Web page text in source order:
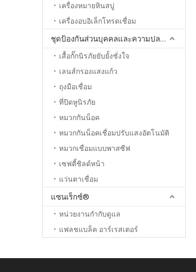
เครื่องหมายหินสบู่
เครื่องอบอิเล็กโทรดเชื่อม
ชุดป้องกันส่วนบุคคลและความปลอดภัย
เสื้อกั๊กนิรภัยยับยั้งชั่งใจ
เลนส์กรองแสงแก้ว
ถุงมือเชื่อม
ที่ปิดหูนิรภัย
หมวกกันน็อค
หมวกกันน็อคเชื่อมปรับแสงอัตโนมัติ
หมวกเชื่อมแบบพาสซีฟ
เซฟตี้ชิลด์หน้า
แว่นตาเชื่อม
แซนเร็กซ์®
หน่วยงานกำกับดูแล
แฟลชแบล็ค อาร์เรสเตอร์